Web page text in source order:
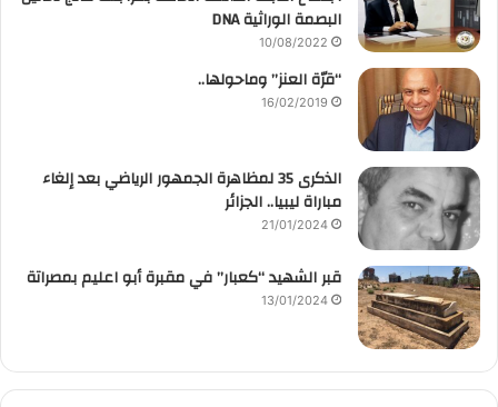
البصمة الوراثية DNA
10/08/2022
“قرّة العنز” وماحولها..
16/02/2019
الذكرى 35 لمظاهرة الجمهور الرياضي بعد إلغاء
مباراة ليبيا.. الجزائر
21/01/2024
قبر الشهيد “كعبار” في مقبرة أبو اعليم بمصراتة
13/01/2024